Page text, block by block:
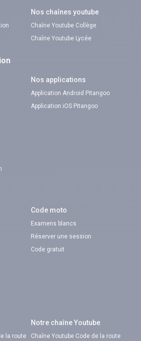
Nos chaînes youtube
Chaîne Youtube Collège
Chaîne Youtube Lycée
Nos applications
Application Android Pitangoo
Application iOS Pitangoo
Code moto
Examens blancs
Réserver une session
Code gratuit
la route
Notre chaîne Youtube
Chaîne Youtube Code de la route